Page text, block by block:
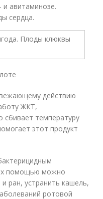
и авитаминозе.
сердца.
действию
ЖКТ,
температуру
этот продукт
помощью можно
ран, устранить кашель,
ротовой